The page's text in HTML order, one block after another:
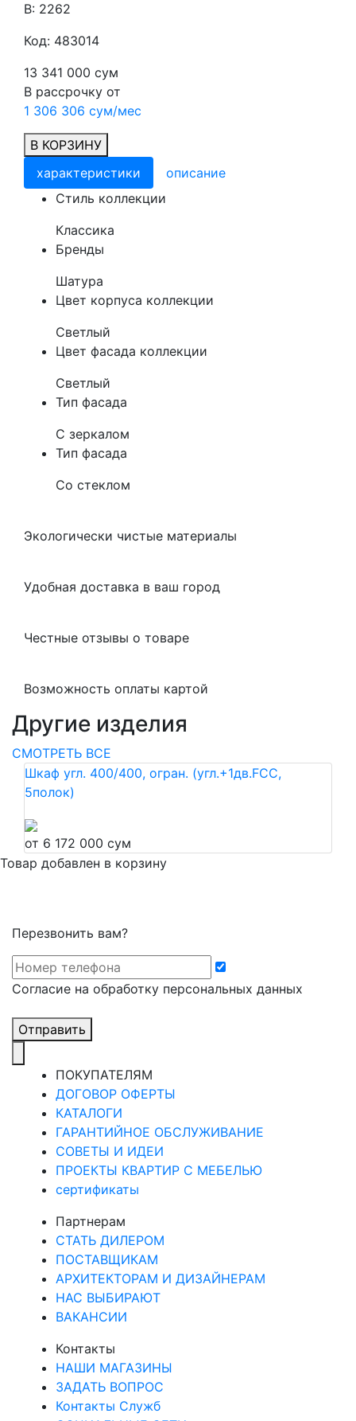
В: 2262
Код: 483014
13 341 000 сум
В рассрочку от
1 306 306 сум/мес
В КОРЗИНУ
характеристики
описание
Cтиль коллекции
Классика
Бренды
Шатура
Цвет корпуса коллекции
Светлый
Цвет фасада коллекции
Светлый
Тип фасада
С зеркалом
Тип фасада
Со стеклом
Экологически чистые материалы
Удобная доставка в ваш город
Честные отзывы о товаре
Возможность оплаты картой
Другие изделия
СМОТРЕТЬ ВСЕ
Шкаф угл. 400/400, огран. (угл.+1дв.FCC,
5полок)
от 6 172 000 сум
Товар добавлен в корзину
Перезвонить вам?
Cогласие на обработку персональных данных
Отправить
ПОКУПАТЕЛЯМ
ДОГОВОР ОФЕРТЫ
КАТАЛОГИ
ГАРАНТИЙНОЕ ОБСЛУЖИВАНИЕ
СОВЕТЫ И ИДЕИ
ПРОЕКТЫ КВАРТИР С МЕБЕЛЬЮ
сертификаты
Партнерам
СТАТЬ ДИЛЕРОМ
ПОСТАВЩИКАМ
АРХИТЕКТОРАМ И ДИЗАЙНЕРАМ
НАС ВЫБИРАЮТ
ВАКАНСИИ
Контакты
НАШИ МАГАЗИНЫ
ЗАДАТЬ ВОПРОС
Контакты Служб